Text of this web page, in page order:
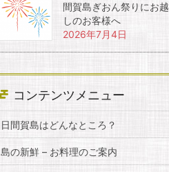
間賀島ぎおん祭りにお越
しのお客様へ
2026年7月4日
コンテンツメニュー
日間賀島はどんなところ？
島の新鮮 – お料理のご案内